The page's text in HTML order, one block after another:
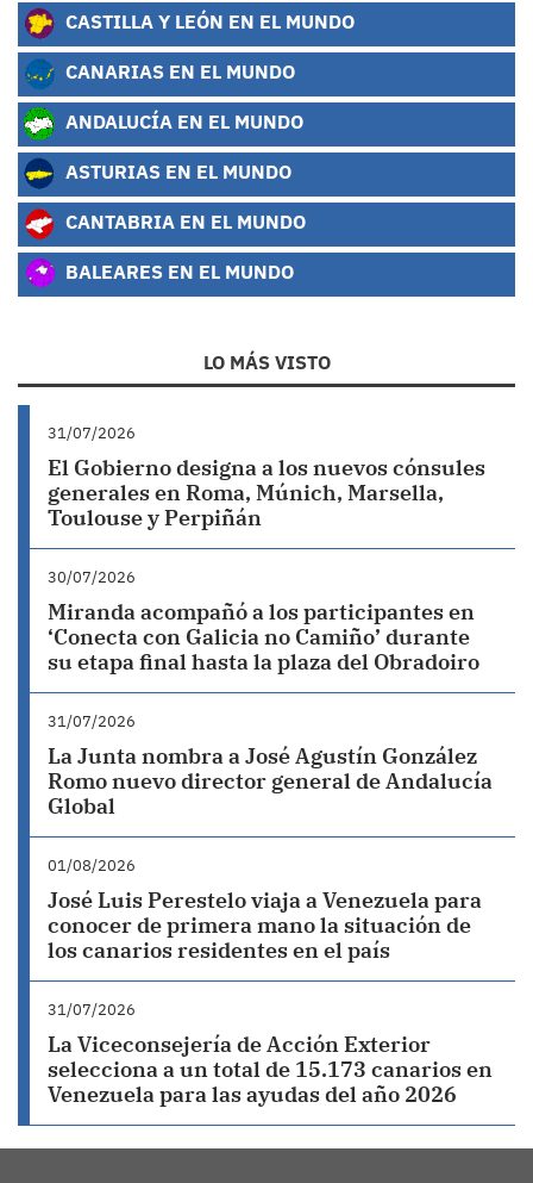
CASTILLA Y LEÓN EN EL MUNDO
CANARIAS EN EL MUNDO
ANDALUCÍA EN EL MUNDO
ASTURIAS EN EL MUNDO
CANTABRIA EN EL MUNDO
BALEARES EN EL MUNDO
LO MÁS VISTO
31/07/2026
El Gobierno designa a los nuevos cónsules
generales en Roma, Múnich, Marsella,
Toulouse y Perpiñán
30/07/2026
Miranda acompañó a los participantes en
‘Conecta con Galicia no Camiño’ durante
su etapa final hasta la plaza del Obradoiro
31/07/2026
La Junta nombra a José Agustín González
Romo nuevo director general de Andalucía
Global
01/08/2026
José Luis Perestelo viaja a Venezuela para
conocer de primera mano la situación de
los canarios residentes en el país
31/07/2026
La Viceconsejería de Acción Exterior
selecciona a un total de 15.173 canarios en
Venezuela para las ayudas del año 2026